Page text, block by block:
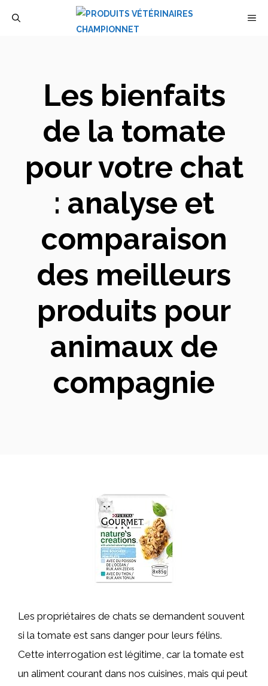
Les bienfaits
de la tomate
pour votre chat
: analyse et
comparaison
des meilleurs
produits pour
animaux de
compagnie
Les propriétaires de chats se demandent souvent
si la tomate est sans danger pour leurs félins.
Cette interrogation est légitime, car la tomate est
un aliment courant dans nos cuisines, mais qui peut